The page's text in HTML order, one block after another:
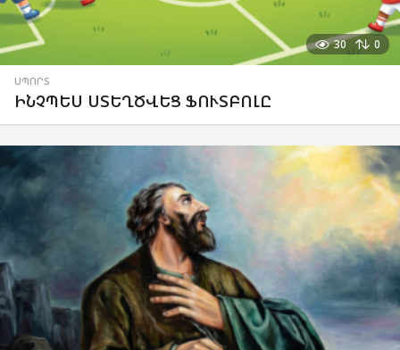
30 0
ՍՊՈՐՏ
ԻՆՉՊԵՍ ՍՏԵՂԾՎԵՑ ՖՈՒՏԲՈԼԸ